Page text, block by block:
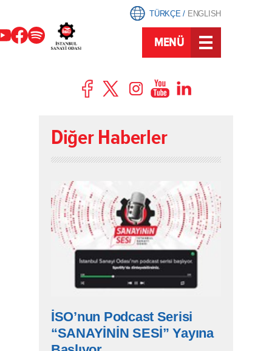
TÜRKÇE/ ENGLISH
MENÜ
Diğer Haberler
İSO’nun Podcast Serisi
“SANAYİNİN SESİ” Yayına